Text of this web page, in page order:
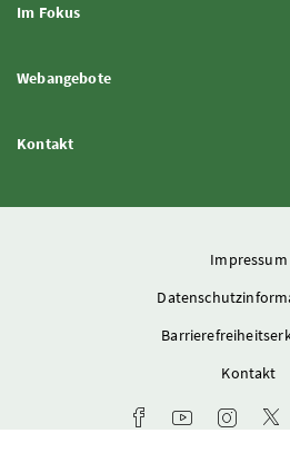
Im FokusInhalt aufklappen
WebangeboteInhalt aufklappen
KontaktInhalt aufklappen
Impressum
Kontakt
Facebook-Kanal
Youtube-